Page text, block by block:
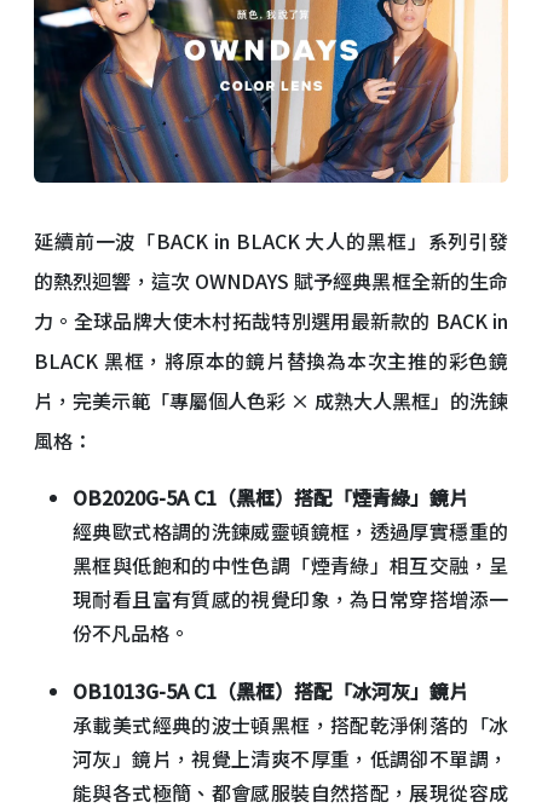
延續前一波「BACK in BLACK 大人的黑框」系列引發
的熱烈迴響，這次 OWNDAYS 賦予經典黑框全新的生命
力。全球品牌大使木村拓哉特別選用最新款的 BACK in
BLACK 黑框，將原本的鏡片替換為本次主推的彩色鏡
片，完美示範「專屬個人色彩 × 成熟大人黑框」的洗鍊
風格：
OB2020G-5A C1 （黑框）搭配「煙青綠」鏡片
經典歐式格調的洗鍊威靈頓鏡框，透過厚實穩重的
黑框與低飽和的中性色調「煙青綠」相互交融，呈
現耐看且富有質感的視覺印象，為日常穿搭增添一
份不凡品格。
OB1013G-5A C1 （黑框）搭配「冰河灰」鏡片
承載美式經典的波士頓黑框，搭配乾淨俐落的「冰
河灰」鏡片，視覺上清爽不厚重，低調卻不單調，
能與各式極簡、都會感服裝自然搭配，展現從容成